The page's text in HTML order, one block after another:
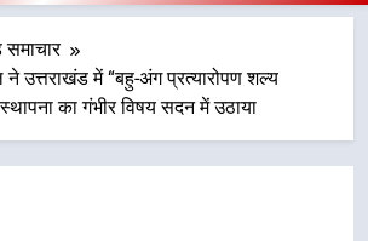
समाचार
उत्तराखंड में “बहु-अंग प्रत्यारोपण शल्य
का गंभीर विषय सदन में उठाया